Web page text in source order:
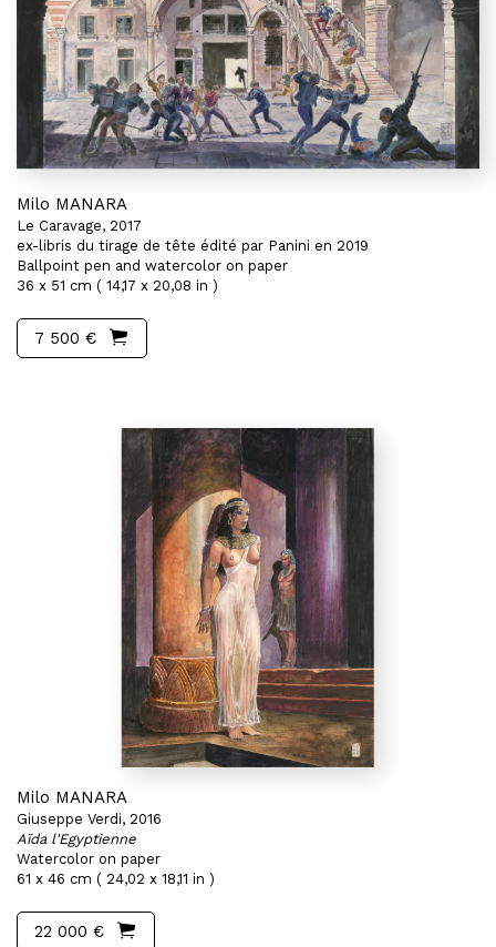
Milo MANARA
Le Caravage, 2017
ex-libris du tirage de tête édité par Panini en 2019
Ballpoint pen and watercolor on paper
36 x 51 cm ( 14,17 x 20,08 in )
7 500 €
Milo MANARA
Giuseppe Verdi, 2016
Aïda l'Egyptienne
Watercolor on paper
61 x 46 cm ( 24,02 x 18,11 in )
22 000 €